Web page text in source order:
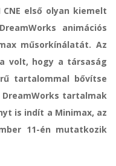
CNE első olyan kiemelt
animációs
műsorkínálatát. Az
volt, hogy a társaság
tartalommal bővítse
tartalmak
is indít a Minimax, az
11-én mutatkozik